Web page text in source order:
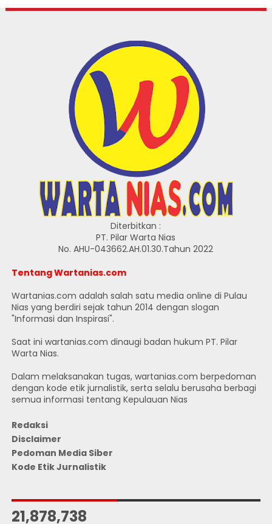
Diterbitkan :
PT. Pilar Warta Nias
No. AHU-043662.AH.01.30.Tahun 2022
Tentang Wartanias.com
Wartanias.com adalah salah satu media online di Pulau
Nias yang berdiri sejak tahun 2014 dengan slogan
"Informasi dan Inspirasi".
Saat ini wartanias.com dinaugi badan hukum PT. Pilar
Warta Nias.
Dalam melaksanakan tugas, wartanias.com berpedoman
dengan kode etik jurnalistik, serta selalu berusaha berbagi
semua informasi tentang Kepulauan Nias
Redaksi
Disclaimer
Pedoman Media Siber
Kode Etik Jurnalistik
21,878,738